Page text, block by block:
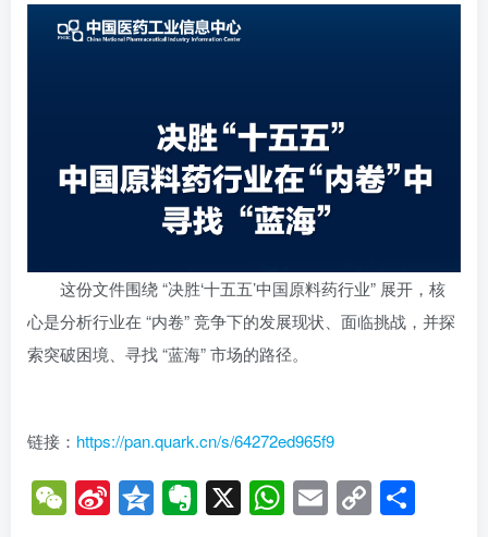
这份文件围绕 “决胜‘十五五’中国原料药行业” 展开，核
心是分析行业在 “内卷” 竞争下的发展现状、面临挑战，并探
索突破困境、寻找 “蓝海” 市场的路径。
链接： https://pan.quark.cn/s/64272ed965f9
WeChat
SinaQzone
Evernote
X WhatsApp
Email
Copy